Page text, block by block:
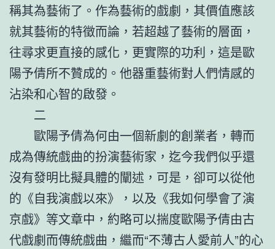
稱其為藝術了。作為藝術的戲劇，其價值應該
就其藝術的特徵而論，若超越了藝術的層面，
往尋求更直接的感化，更實際的功利，這是歐
陽予倩所不贊成的。他器重藝術對人們情感的
沾染和心智的啟發。
二
歐陽予倩為何由一個新劇的創業者，轉而
成為傳統戲曲的扮演藝術家，迄今我們似乎還
沒有發明比擬具體的闡述，可是，卻可以從他
的《自我演戲以來》，以及《我如何學會了演
京戲》等文章中，約略可以揣度歐陽予倩由古
代戲劇而傳統戲曲，繼而“不薄古人愛前人”的心